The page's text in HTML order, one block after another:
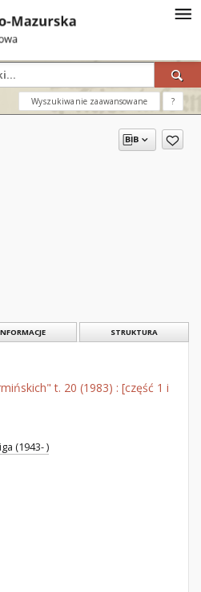
Wyszukiwanie zaawansowane ?
STRUKTURA
t. 20 (1983) : [część 1 i
(1943- )